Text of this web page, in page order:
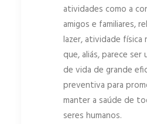
atividades como a
amigos e familiares,
lazer, atividade física
que, aliás, parece ser
de vida de grande
preventiva para
manter a saúde de
seres humanos.